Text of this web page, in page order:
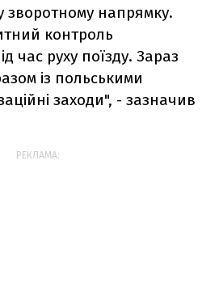
зворотному напрямку.
контроль
час руху поїзду. Зараз
із польськими
заходи", - зазначив
РЕКЛАМА: